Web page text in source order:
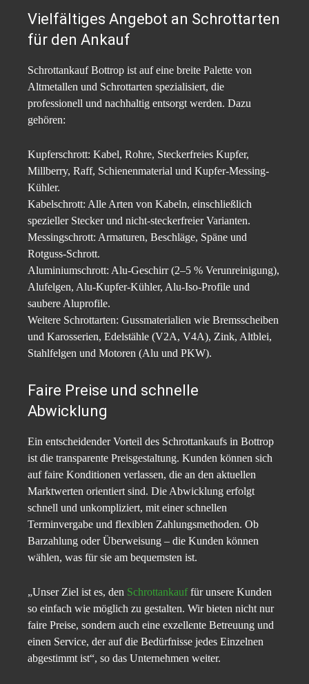
Vielfältiges Angebot an Schrottarten
für den Ankauf
Schrottankauf Bottrop ist auf eine breite Palette von
Altmetallen und Schrottarten spezialisiert, die
professionell und nachhaltig entsorgt werden. Dazu
gehören:
Kupferschrott: Kabel, Rohre, Steckerfreies Kupfer,
Millberry, Raff, Schienenmaterial und Kupfer-Messing-
Kühler.
Kabelschrott: Alle Arten von Kabeln, einschließlich
spezieller Stecker und nicht-steckerfreier Varianten.
Messingschrott: Armaturen, Beschläge, Späne und
Rotguss-Schrott.
Aluminiumschrott: Alu-Geschirr (2–5 % Verunreinigung),
Alufelgen, Alu-Kupfer-Kühler, Alu-Iso-Profile und
saubere Aluprofile.
Weitere Schrottarten: Gussmaterialien wie Bremsscheiben
und Karosserien, Edelstähle (V2A, V4A), Zink, Altblei,
Stahlfelgen und Motoren (Alu und PKW).
Faire Preise und schnelle
Abwicklung
Ein entscheidender Vorteil des Schrottankaufs in Bottrop
ist die transparente Preisgestaltung. Kunden können sich
auf faire Konditionen verlassen, die an den aktuellen
Marktwerten orientiert sind. Die Abwicklung erfolgt
schnell und unkompliziert, mit einer schnellen
Terminvergabe und flexiblen Zahlungsmethoden. Ob
Barzahlung oder Überweisung – die Kunden können
wählen, was für sie am bequemsten ist.
„Unser Ziel ist es, den Schrottankauffür unsere Kunden
so einfach wie möglich zu gestalten. Wir bieten nicht nur
faire Preise, sondern auch eine exzellente Betreuung und
einen Service, der auf die Bedürfnisse jedes Einzelnen
abgestimmt ist“, so das Unternehmen weiter.